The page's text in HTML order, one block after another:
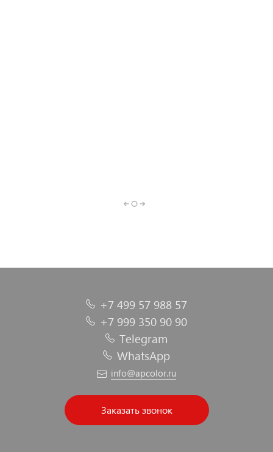
+7 499 57 988 57
+7 999 350 90 90
Telegram
WhatsApp
info@apcolor.ru
Заказать звонок